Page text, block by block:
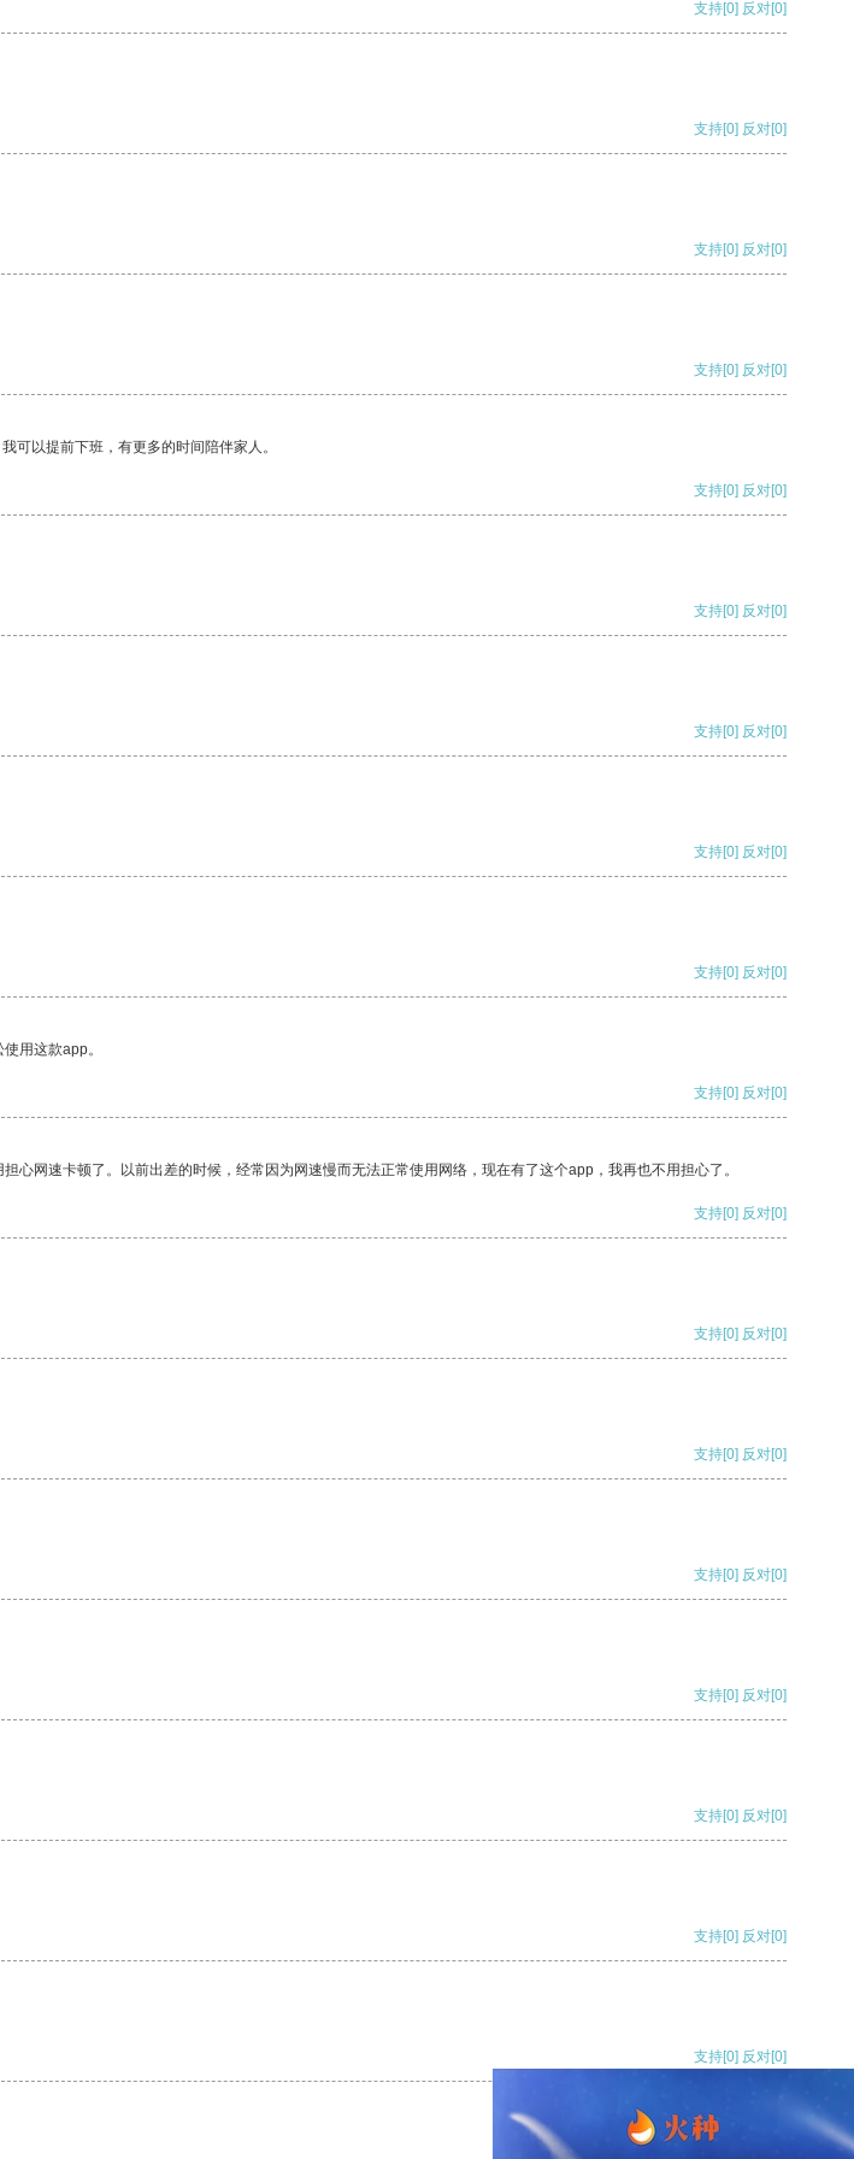
支持[0] 反对[0]
支持[0] 反对[0]
支持[0] 反对[0]
支持[0] 反对[0]
可以提前下班，有更多的时间陪伴家人。
支持[0] 反对[0]
支持[0] 反对[0]
支持[0] 反对[0]
支持[0] 反对[0]
支持[0] 反对[0]
用这款app。
支持[0] 反对[0]
网速卡顿了。以前出差的时候，经常因为网速慢而无法正常使用网络，现在有了这个app，我再也不用担心了。
支持[0] 反对[0]
支持[0] 反对[0]
支持[0] 反对[0]
支持[0] 反对[0]
支持[0] 反对[0]
支持[0] 反对[0]
支持[0] 反对[0]
支持[0] 反对[0]